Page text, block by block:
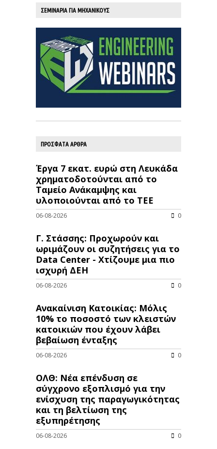
ΣΕΜΙΝΑΡΙΑ ΓΙΑ ΜΗΧΑΝΙΚΟΥΣ
ΠΡΟΣΦΑΤΑ ΑΡΘΡΑ
Έργα 7 εκατ. ευρώ στη Λευκάδα
χρηματοδοτούνται από το
Ταμείο Ανάκαμψης και
υλοποιούνται από το ΤΕΕ
06-08-2026 0
Γ. Στάσσης: Προχωρούν και
ωριμάζουν οι συζητήσεις για το
Data Center - Χτίζουμε μια πιο
ισχυρή ΔΕΗ
06-08-2026 0
Ανακαίνιση Κατοικίας: Μόλις
10% το ποσοστό των κλειστών
κατοικιών που έχουν λάβει
βεβαίωση ένταξης
06-08-2026 0
ΟΛΘ: Νέα επένδυση σε
σύγχρονο εξοπλισμό για την
ενίσχυση της παραγωγικότητας
και τη βελτίωση της
εξυπηρέτησης
06-08-2026 0